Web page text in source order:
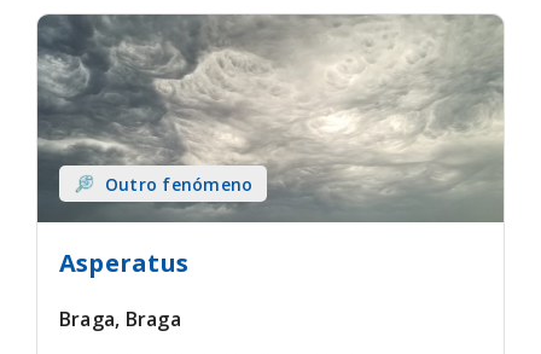
Outro fenómeno
Asperatus
Braga, Braga